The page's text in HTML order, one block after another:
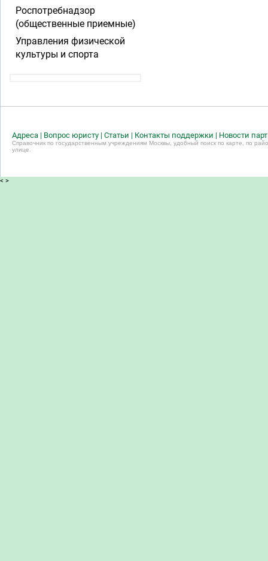
Роспотребнадзор
(общественные приемные)
Управления физической
культуры и спорта
Адреса | Вопрос юристу | Статьи | Контакты поддержки | Новости
Справочник по государственным учреждениям Москвы, удобный поиск по карте, по
улице.
< >